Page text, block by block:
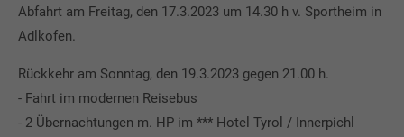
Abfahrt am Freitag, den 17.3.2023 um 14.30 h v. Sportheim in
Adlkofen.
Rückkehr am Sonntag, den 19.3.2023 gegen 21.00 h.
- Fahrt im modernen Reisebus
- 2 Übernachtungen m. HP im *** Hotel Tyrol / Innerpichl